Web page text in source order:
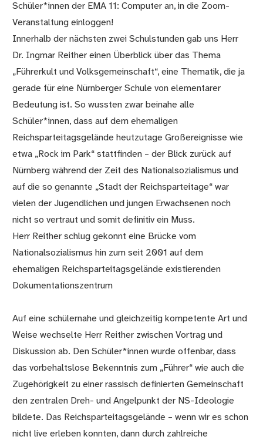
Schüler*innen der EMA 11: Computer an, in die Zoom-
Veranstaltung einloggen!
Innerhalb der nächsten zwei Schulstunden gab uns Herr
Dr. Ingmar Reither einen Überblick über das Thema
„Führerkult und Volksgemeinschaft“, eine Thematik, die ja
gerade für eine Nürnberger Schule von elementarer
Bedeutung ist. So wussten zwar beinahe alle
Schüler*innen, dass auf dem ehemaligen
Reichsparteitagsgelände heutzutage Großereignisse wie
etwa „Rock im Park“ stattfinden – der Blick zurück auf
Nürnberg während der Zeit des Nationalsozialismus und
auf die so genannte „Stadt der Reichsparteitage“ war
vielen der Jugendlichen und jungen Erwachsenen noch
nicht so vertraut und somit definitiv ein Muss.
Herr Reither schlug gekonnt eine Brücke vom
Nationalsozialismus hin zum seit 2001 auf dem
ehemaligen Reichsparteitagsgelände existierenden
Dokumentationszentrum
Auf eine schülernahe und gleichzeitig kompetente Art und
Weise wechselte Herr Reither zwischen Vortrag und
Diskussion ab. Den Schüler*innen wurde offenbar, dass
das vorbehaltslose Bekenntnis zum „Führer“ wie auch die
Zugehörigkeit zu einer rassisch definierten Gemeinschaft
den zentralen Dreh- und Angelpunkt der NS-Ideologie
bildete. Das Reichsparteitagsgelände – wenn wir es schon
nicht live erleben konnten, dann durch zahlreiche